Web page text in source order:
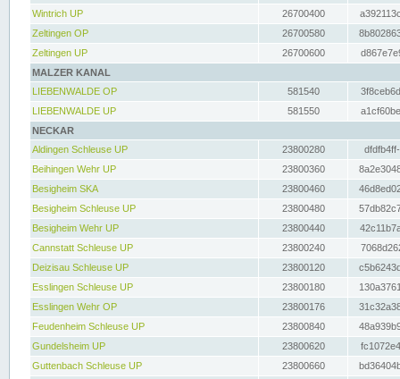
Wintrich UP
26700400
Zeltingen OP
26700580
Zeltingen UP
26700600
MALZER KANAL
LIEBENWALDE OP
581540
LIEBENWALDE UP
581550
NECKAR
Aldingen Schleuse UP
23800280
Beihingen Wehr UP
23800360
Besigheim SKA
23800460
Besigheim Schleuse UP
23800480
Besigheim Wehr UP
23800440
Cannstatt Schleuse UP
23800240
Deizisau Schleuse UP
23800120
Esslingen Schleuse UP
23800180
Esslingen Wehr OP
23800176
Feudenheim Schleuse UP
23800840
Gundelsheim UP
23800620
Guttenbach Schleuse UP
23800660